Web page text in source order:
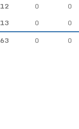
12 0
0
13 0
0
63 0 0